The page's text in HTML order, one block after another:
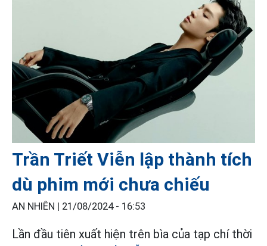
Trần Triết Viễn lập thành tích
dù phim mới chưa chiếu
AN NHIÊN | 21/08/2024 - 16:53
Lần đầu tiên xuất hiện trên bìa của tạp chí thời